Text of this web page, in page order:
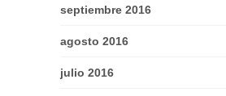
septiembre 2016
agosto 2016
julio 2016